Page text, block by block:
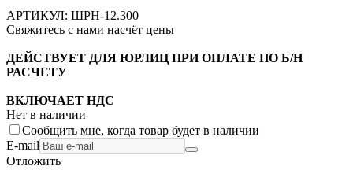
АРТИКУЛ: ШРН-12.300
Свяжитесь с нами насчёт цены
ДЕЙСТВУЕТ ДЛЯ ЮРЛИЦ ПРИ ОПЛАТЕ ПО Б/Н
РАСЧЕТУ
ВКЛЮЧАЕТ НДС
Нет в наличии
Сообщить мне, когда товар будет в наличии
E-mail
Отложить